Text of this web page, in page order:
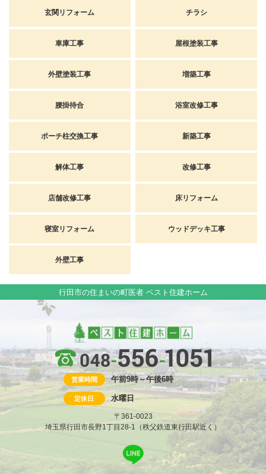
玄関リフォーム チラシ
車庫工事 屋根塗装工事
外壁塗装工事 増築工事
腰掛待合 浴室改修工事
ポーチ柱交換工事 新築工事
解体工事 改修工事
店舗改修工事 床リフォーム
寝室リフォーム ウッドデッキ工事
外壁工事
行田市の住まいの町医者 ベスト住建ホーム
営業時間 午前9時～午後6時
定休日 水曜日
〒361-0023
埼玉県行田市長野1丁目28-1（秩父鉄道東行田駅近く）